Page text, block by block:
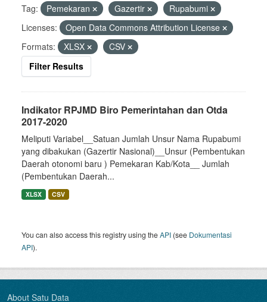
Tag: Pemekaran Gazertir
Rupabumi
Licenses:
Open Data Commons Attribution License
Formats:
XLSX
CSV
Filter Results
Indikator RPJMD Biro Pemerintahan dan Otda
2017-2020
Meliputi Variabel__Satuan Jumlah Unsur Nama Rupabumi
yang dibakukan (Gazertir Nasional)__Unsur (Pembentukan
Daerah otonomi baru ) Pemekaran Kab/Kota__ Jumlah
(Pembentukan Daerah...
XLSX CSV
You can also access this registry using theAPI (see Dokumentasi
API).
About Satu Data